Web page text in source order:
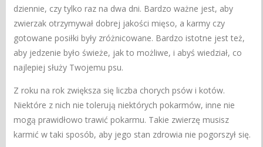
dziennie, czy tylko raz na dwa dni. Bardzo ważne jest, aby
zwierzak otrzymywał dobrej jakości mięso, a karmy czy
gotowane posiłki były zróżnicowane. Bardzo istotne jest też,
aby jedzenie było świeże, jak to możliwe, i abyś wiedział, co
najlepiej służy Twojemu psu.
Z roku na rok zwiększa się liczba chorych psów i kotów.
Niektóre z nich nie tolerują niektórych pokarmów, inne nie
mogą prawidłowo trawić pokarmu. Takie zwierzę musisz
karmić w taki sposób, aby jego stan zdrowia nie pogorszył się.